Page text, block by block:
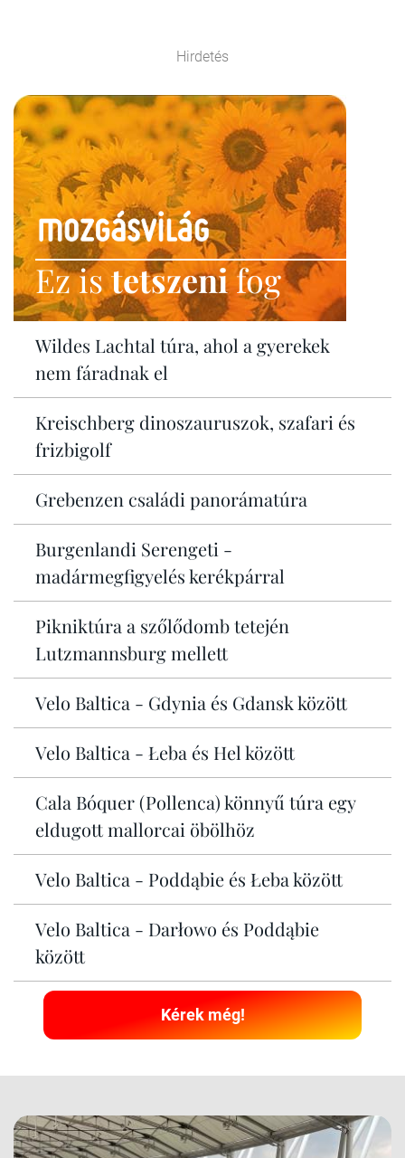
Hirdetés
Ez istetszenifog
Wildes Lachtal túra, ahol a gyerekek
nem fáradnak el
Kreischberg dinoszauruszok, szafari és
frizbigolf
Grebenzen családi panorámatúra
Burgenlandi Serengeti -
madármegfigyelés kerékpárral
Pikniktúra a szőlődomb tetején
Lutzmannsburg mellett
Velo Baltica - Gdynia és Gdansk között
Velo Baltica - Łeba és Hel között
Cala Bóquer (Pollenca) könnyű túra egy
eldugott mallorcai öbölhöz
Velo Baltica - Poddąbie és Łeba között
Velo Baltica - Darłowo és Poddąbie
között
Kérek még!